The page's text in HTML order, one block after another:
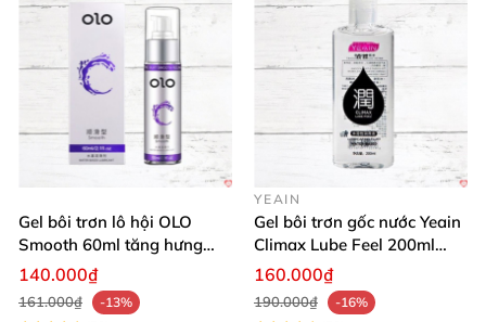
Gel bôi trơn lô hội OLO
Smooth 60ml tăng hưng
phấn, dễ chịu
140.000₫
161.000₫
-13%
YEAIN
Gel bôi trơn gốc nước Yeain
Climax Lube Feel 200ml
chất lượng
160.000₫
190.000₫
-16%